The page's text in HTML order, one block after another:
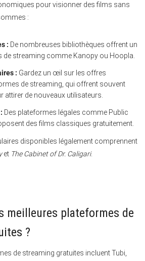
pour visionner des films sans
:
: De nombreuses bibliothèques offrent un
de streaming comme Kanopy ou Hoopla.
: Gardez un œil sur les offres
de streaming, qui offrent souvent
de nouveaux utilisateurs.
Des plateformes légales comme Public
des films classiques gratuitement.
disponibles légalement comprennent
et The Cabinet of Dr. Caligari.
meilleures plateformes de
?
de streaming gratuites incluent Tubi,